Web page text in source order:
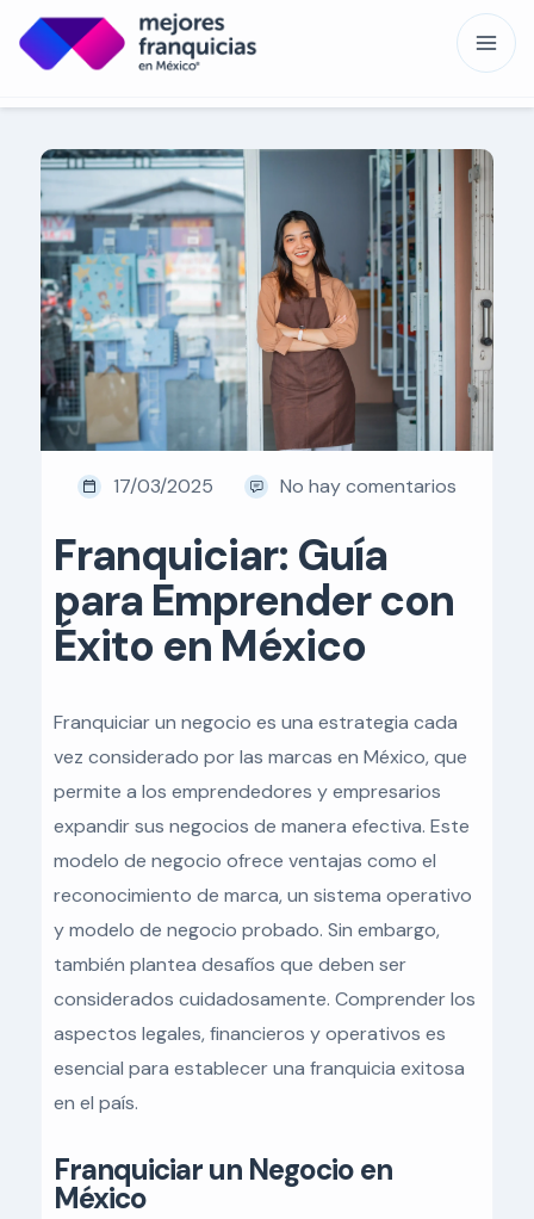
17/03/2025 No hay comentarios
Franquiciar: Guía
para Emprender con
Éxito en México
Franquiciar un negocio es una estrategia cada
vez considerado por las marcas en México, que
permite a los emprendedores y empresarios
expandir sus negocios de manera efectiva. Este
modelo de negocio ofrece ventajas como el
reconocimiento de marca, un sistema operativo
y modelo de negocio probado. Sin embargo,
también plantea desafíos que deben ser
considerados cuidadosamente. Comprender los
aspectos legales, financieros y operativos es
esencial para establecer una franquicia exitosa
en el país.
Franquiciar un Negocio en
México